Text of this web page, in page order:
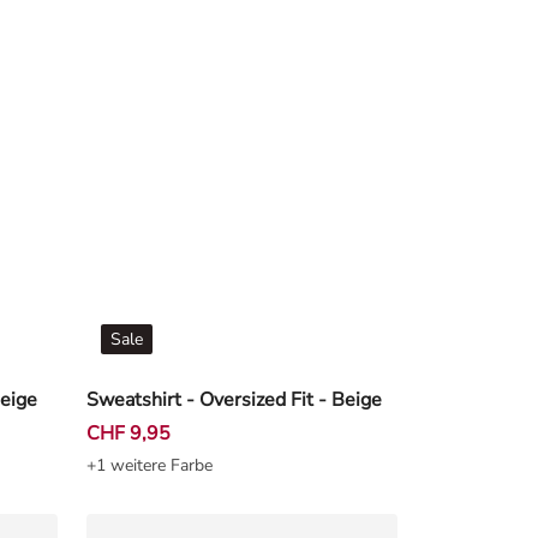
Sweatshirt - Oversized Fit - Beige
Sale
CHF 9,95
+1 weitere Farbe